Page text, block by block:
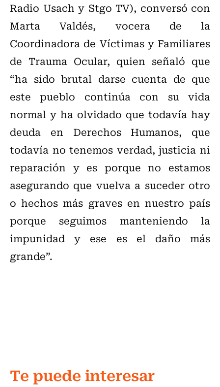
Radio Usach y Stgo TV), conversó con
Marta Valdés, vocera de la
Coordinadora de Víctimas y Familiares
de Trauma Ocular, quien señaló que
“ha sido brutal darse cuenta de que
este pueblo continúa con su vida
normal y ha olvidado que todavía hay
deuda en Derechos Humanos, que
todavía no tenemos verdad, justicia ni
reparación y es porque no estamos
asegurando que vuelva a suceder otro
o hechos más graves en nuestro país
porque seguimos manteniendo la
impunidad y ese es el daño más
grande”.
Te puede interesar